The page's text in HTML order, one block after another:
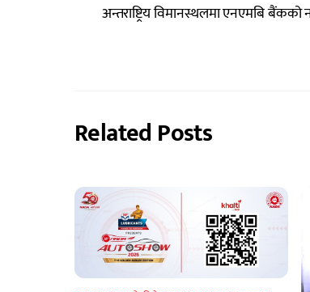
अन्तराष्ट्रिय विमानस्थलमा एनएमबि बैंकको
Related Posts